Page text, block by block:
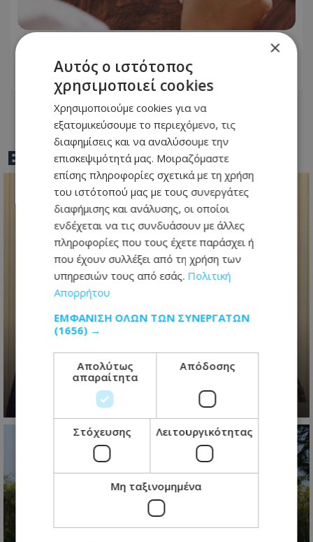
Εορτολόγιο: Ποιοι γιορτάζουν σήμερα
07.08.2026 - 06:24
BEST OFTOTHEMAONLINE
Ανασχηματισμός με πολιτικά
μηνύματα: Ο Πρόεδρος
Χριστοδουλίδης έθεσε τον πήχη
ψηλά για τη νέα κυβέρνηση
06.08.2026 - 09:41
×
Αυτός ο ιστότοπος
χρησιμοποιεί cookies
Χρησιμοποιούμε cookies για να
εξατομικεύσουμε το περιεχόμενο, τις
διαφημίσεις και να αναλύσουμε την
επισκεψιμότητά μας. Μοιραζόμαστε
επίσης πληροφορίες σχετικά με τη χρήση
του ιστότοπού μας με τους συνεργάτες
διαφήμισης και ανάλυσης, οι οποίοι
ενδέχεται να τις συνδυάσουν με άλλες
πληροφορίες που τους έχετε παράσχει ή
που έχουν συλλέξει από τη χρήση των
υπηρεσιών τους από εσάς. Πολιτική
Απορρήτου
ΕΜΦΆΝΙΣΗ ΌΛΩΝ ΤΩΝ ΣΥΝΕΡΓΑΤΏΝ
(1656) →
Απολύτως
απαραίτητα
Απόδοσης
Στόχευσης Λειτουργικότητας
Μη ταξινομημένα